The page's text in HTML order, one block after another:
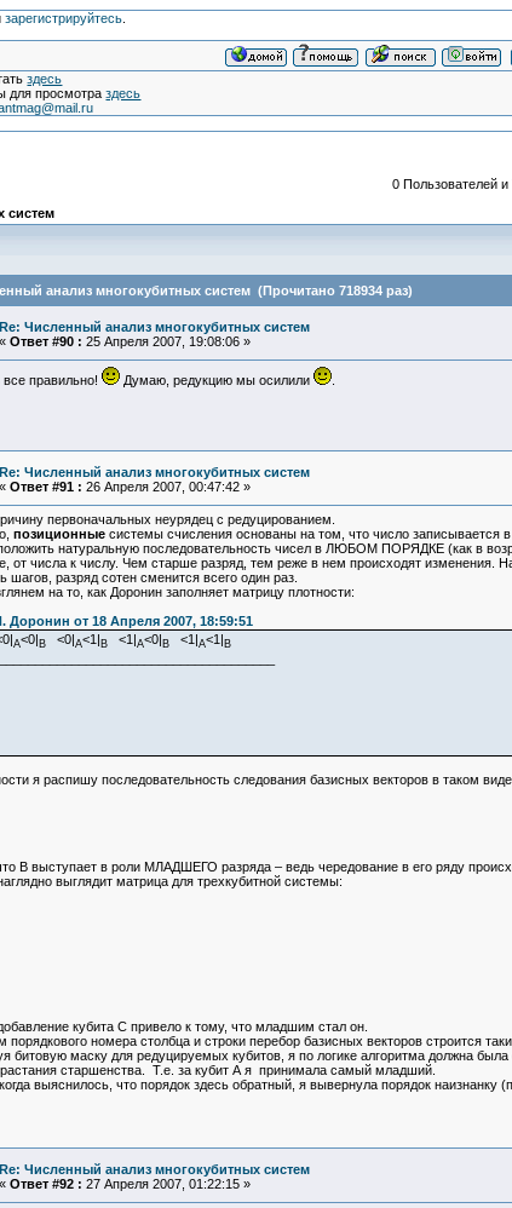
зарегистрируйтесь.
здесь
для просмотраздесь
систем
0 Пользователей и
анализ многокубитных систем (Прочитано 718934 раз)
Re: Численный анализ многокубитных систем
« Ответ #90 : 25 Апреля 2007, 19:08:06 »
все правильно! Думаю, редукцию мы осилили .
Re: Численный анализ многокубитных систем
« Ответ #91 : 26 Апреля 2007, 00:47:42 »
первоначальных неурядец с редуцированием.
позиционныесистемы счисления основаны на том, что число записывается
натуральную последовательность чисел в ЛЮБОМ ПОРЯДКЕ (как в
от числа к числу. Чем старше разряд, тем реже в нем происходят изменения.
шагов, разряд сотен сменится всего один раз.
на то, как Доронин заполняет матрицу плотности:
Доронин от 18 Апреля 2007, 18:59:51
A<0| B<0| A<1| B<1| A<0| B<1| A<1| B
я распишу последовательность следования базисных векторов в таком
B выступает в роли МЛАДШЕГО разряда – ведь чередование в его ряду
выглядит матрица для трехкубитной системы:
кубита C привело к тому, что младшим стал он.
порядкового номера столбца и строки перебор базисных векторов строится
маску для редуцируемых кубитов, я по логике алгоритма должна
старшенства. Т.е. за кубит А я принимала самый младший.
выяснилось, что порядок здесь обратный, я вывернула порядок наизнанку
Re: Численный анализ многокубитных систем
« Ответ #92 : 27 Апреля 2007, 01:22:15 »